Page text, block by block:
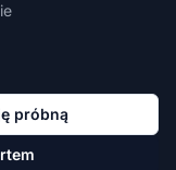
próbną